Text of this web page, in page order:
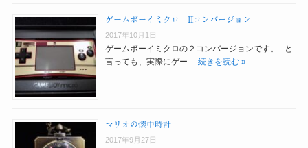
ゲームボーイミクロ IIコンバージョン
2017年10月1日
ゲームボーイミクロの２コンバージョンです。 と
言っても、実際にゲー …続きを読む »
マリオの懐中時計
2017年9月27日